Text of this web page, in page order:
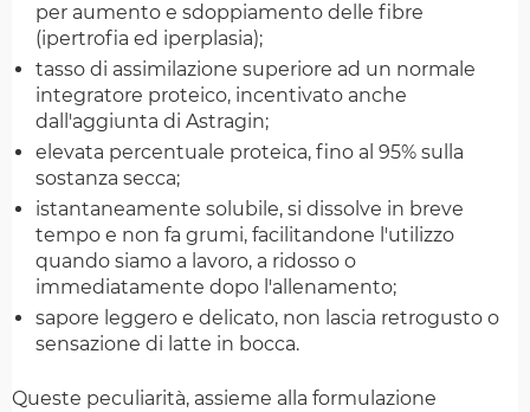
per aumento e sdoppiamento delle fibre
(ipertrofia ed iperplasia);
tasso di assimilazione superiore ad un normale
integratore proteico, incentivato anche
dall'aggiunta di Astragin;
elevata percentuale proteica, fino al 95% sulla
sostanza secca;
istantaneamente solubile, si dissolve in breve
tempo e non fa grumi, facilitandone l'utilizzo
quando siamo a lavoro, a ridosso o
immediatamente dopo l'allenamento;
sapore leggero e delicato, non lascia retrogusto o
sensazione di latte in bocca.
Queste peculiarità, assieme alla formulazione